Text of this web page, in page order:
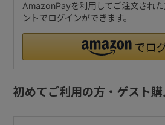
AmazonPayを利用してご注文され
ントでログインができます。
初めてご利用の方・ゲスト